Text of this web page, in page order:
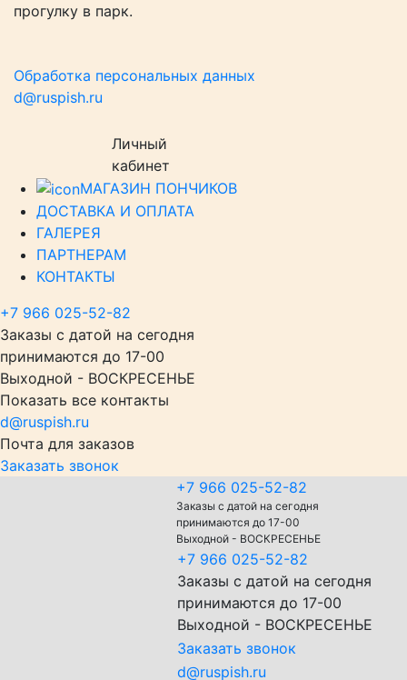
прогулку в парк.
Обработка персональных данных
d@ruspish.ru
Личный
кабинет
МАГАЗИН ПОНЧИКОВ
ДОСТАВКА И ОПЛАТА
ГАЛЕРЕЯ
ПАРТНЕРАМ
КОНТАКТЫ
+7 966 025-52-82
Заказы с датой на сегодня
принимаются до 17-00
Выходной - ВОСКРЕСЕНЬЕ
Показать все контакты
d@ruspish.ru
Почта для заказов
Заказать звонок
+7 966 025-52-82
Заказы с датой на сегодня
принимаются до 17-00
Выходной - ВОСКРЕСЕНЬЕ
+7 966 025-52-82
Заказы с датой на сегодня
принимаются до 17-00
Выходной - ВОСКРЕСЕНЬЕ
Заказать звонок
d@ruspish.ru